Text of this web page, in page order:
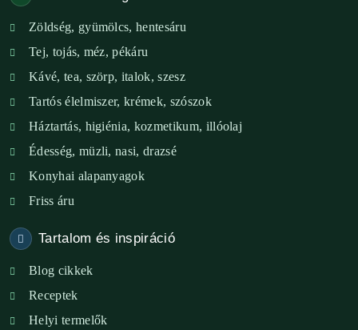
Verőce – Miegymás
XI. ker. – Lemérem
XIX. ker. – Boldog Föld
XVIII. ker. – Eni Mag-ház
XXIII. ker. – Panelpék
Zöldség, gyümölcs, hentesáru
Tej, tojás, méz, pékáru
Kávé, tea, szörp, italok, szesz
Tartós élelmiszer, krémek, szószok
Háztartás, higiénia, kozmetikum, illóolaj
Édesség, müzli, nasi, drazsé
Konyhai alapanyagok
Friss áru
Tartalom és inspiráció
Blog cikkek
Receptek
Helyi termelők